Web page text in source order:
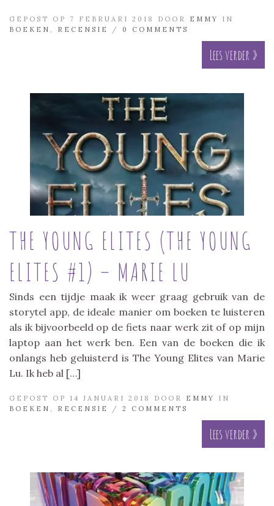
GEPOST OP 7 FEBRUARI 2018 DOOR EMMY
IN
BOEKEN
RECENSIE / 0 COMMENTS
Lees verder »
THE YOUNG ELITES (THE YOUNG
ELITES #1) – MARIE LU
Sinds een tijdje maak ik weer graag gebruik van de
storytel app, de ideale manier om boeken te luisteren
als ik bijvoorbeeld op de fiets naar werk zit of op mijn
laptop aan het werk ben. Een van de boeken die ik
onlangs heb geluisterd is The Young Elites van Marie
Lu. Ik heb al […]
GEPOST OP 14 JANUARI 2018 DOOR EMMY
IN
BOEKEN
RECENSIE / 2 COMMENTS
Lees verder »